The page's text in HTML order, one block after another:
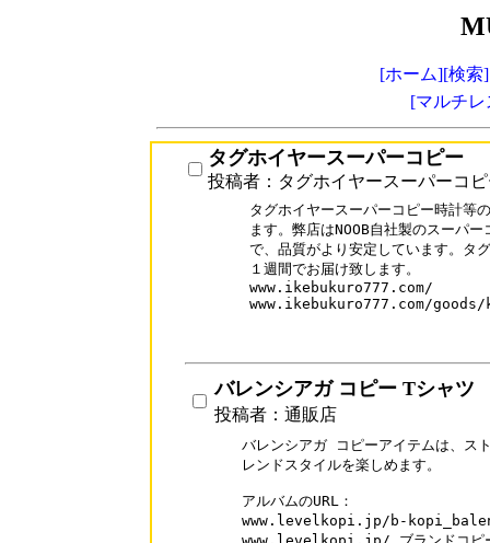
[ホーム][検索]
[マルチ
タグホイヤースーパーコピー
投稿者：タグホイヤースーパーコ
タグホイヤースーパーコピー時計等
ます。弊店はNOOB自社製のスーパ
で、品質がより安定しています。タ
１週間でお届け致します。
www.ikebukuro777.com/
www.ikebukuro777.com/
バレンシアガ コピー Tシャツ
投稿者：通販店
バレンシアガ コピーアイテムは、ス
レンドスタイルを楽しめます。
アルバムのURL：
www.levelkopi.jp/b-